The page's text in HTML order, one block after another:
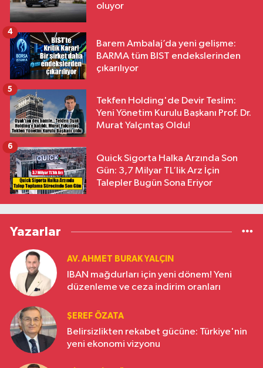
oluyor
Barem Ambalaj’da yeni gelişme:
BARMA tüm BIST endekslerinden
çıkarılıyor
4
Tekfen Holding'de Devir Teslim:
Yeni Yönetim Kurulu Başkanı Prof. Dr.
Murat Yalçıntaş Oldu!
5
Quick Sigorta Halka Arzında Son
Gün: 3,7 Milyar TL’lik Arz İçin
Talepler Bugün Sona Eriyor
6
Yazarlar
AV. AHMET BURAK YALÇIN
IBAN mağdurları için yeni dönem! Yeni
düzenleme ve ceza indirim oranları
ŞEREF ÖZATA
Belirsizlikten rekabet gücüne: Türkiye'nin
yeni ekonomi vizyonu